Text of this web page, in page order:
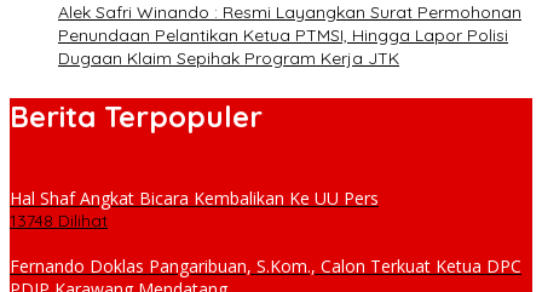
Alek Safri Winando : Resmi Layangkan Surat Permohonan
Penundaan Pelantikan Ketua PTMSI, Hingga Lapor Polisi
Dugaan Klaim Sepihak Program Kerja JTK
Berita Terpopuler
Hal Shaf Angkat Bicara Kembalikan Ke UU Pers
13748 Dilihat
Fernando Doklas Pangaribuan, S.Kom., Calon Terkuat Ketua DPC